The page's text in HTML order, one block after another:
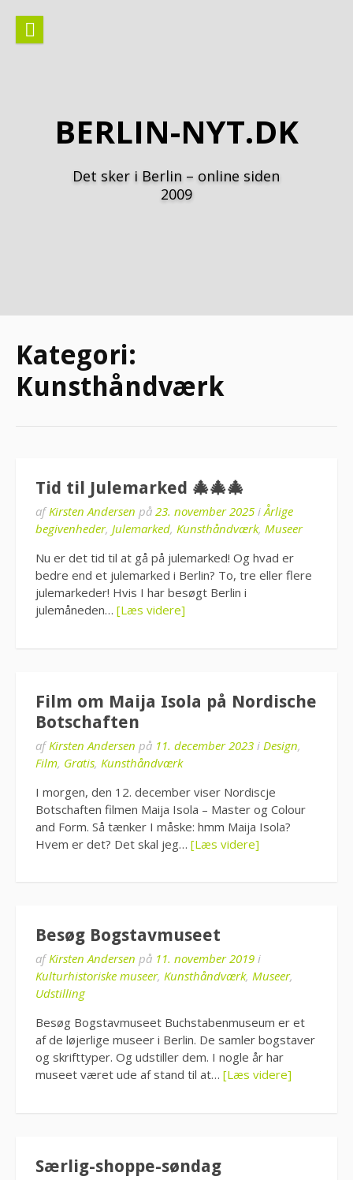
indhold
BERLIN-NYT.DK
Det sker i Berlin – online siden
2009
Kategori:
Kunsthåndværk
Tid til Julemarked 🎄🎄🎄
afKirsten Andersen på 23. november 2025 iÅrlige
begivenheder, Julemarked, Kunsthåndværk, Museer
Nu er det tid til at gå på julemarked! Og hvad er
bedre end et julemarked i Berlin? To, tre eller flere
julemarkeder! Hvis I har besøgt Berlin i
julemåneden… [Læs videre]
Film om Maija Isola på Nordische
Botschaften
afKirsten Andersen på 11. december 2023 i Design,
Film, Gratis, Kunsthåndværk
I morgen, den 12. december viser Nordiscje
Botschaften filmen Maija Isola – Master og Colour
and Form. Så tænker I måske: hmm Maija Isola?
Hvem er det? Det skal jeg… [Læs videre]
Besøg Bogstavmuseet
afKirsten Andersen på 11. november 2019 i
Kulturhistoriske museer, Kunsthåndværk, Museer,
Udstilling
Besøg Bogstavmuseet Buchstabenmuseum er et
af de løjerlige museer i Berlin. De samler bogstaver
og skrifttyper. Og udstiller dem. I nogle år har
museet været ude af stand til at… [Læs videre]
Særlig-shoppe-søndag